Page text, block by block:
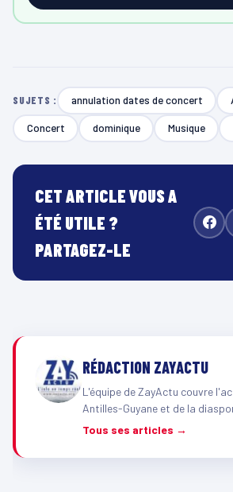
SUJETS : annulation dates de concert
Concert dominique Musique
CET ARTICLE VOUS A
ÉTÉ UTILE ?
PARTAGEZ-LE
RÉDACTION ZAYACTU
L'équipe de ZayActu couvre
Antilles-Guyane et de la
Tous ses articles →